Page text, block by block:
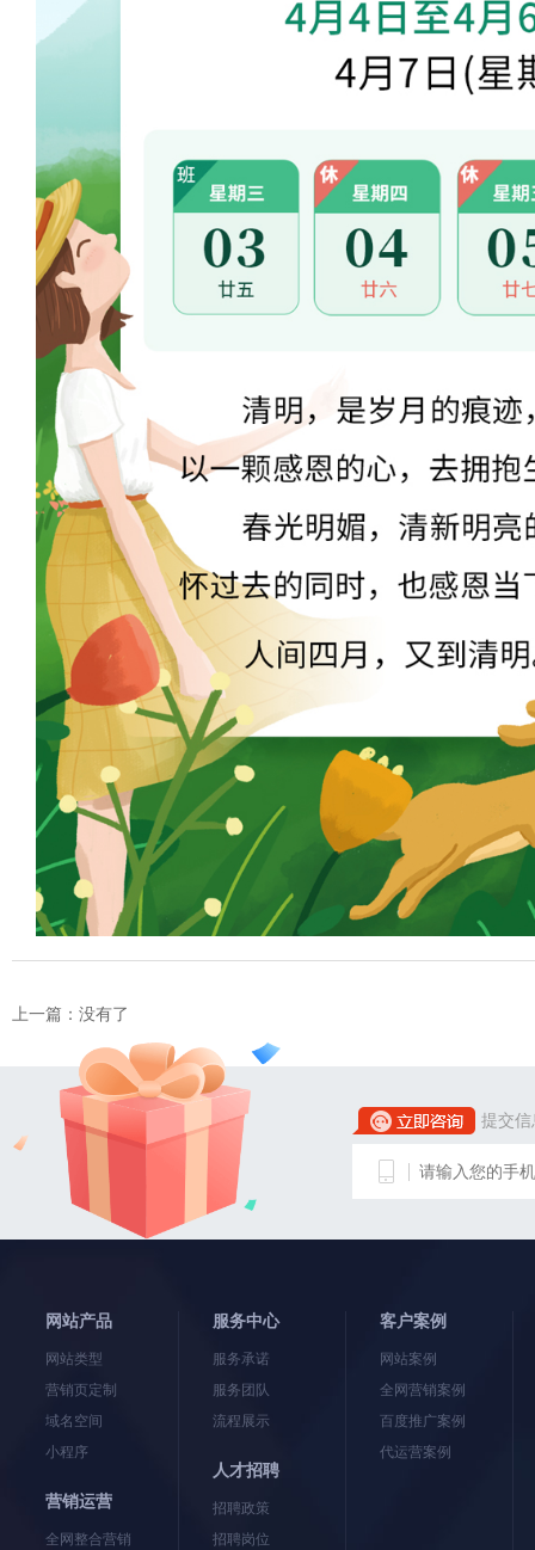
上一篇： 没有了
提交
网站产品
网站类型
营销页定制
域名空间
小程序
营销运营
全网整合营销
服务中心
服务承诺
服务团队
流程展示
人才招聘
招聘政策
招聘岗位
客户案例
网站案例
全网营销案例
百度推广案例
代运营案例